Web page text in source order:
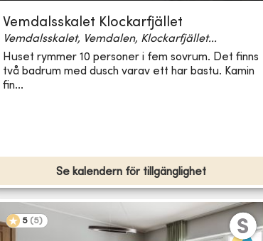
Vemdalsskalet Klockarfjället
Vemdalsskalet, Vemdalen, Klockarfjället...
Huset rymmer 10 personer i fem sovrum. Det finns
två badrum med dusch varav ett har bastu. Kamin
fin...
Se kalendern för tillgänglighet
5 (5)